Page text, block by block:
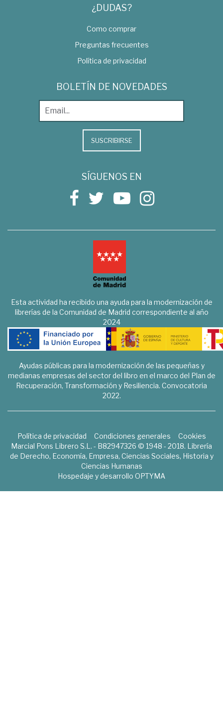
¿DUDAS?
Como comprar
Preguntas frecuentes
Política de privacidad
BOLETÍN DE NOVEDADES
SUSCRIBIRSE
SÍGUENOS EN
Esta actividad ha recibido una ayuda para la modernización de
librerías de la Comunidad de Madrid correspondiente al año
2024
Ayudas públicas para la modernización de las pequeñas y
medianas empresas del sector del libro en el marco del Plan de
Recuperación, Transformación y Resiliencia. Convocatoria
2022.
Política de privacidad Condiciones generales
Cookies
Marcial Pons Librero S.L. - B82947326 © 1948 - 2018. Librería
de Derecho, Economía, Empresa, Ciencias Sociales, Historia y
Ciencias Humanas
Hospedaje y desarrollo OPTYMA